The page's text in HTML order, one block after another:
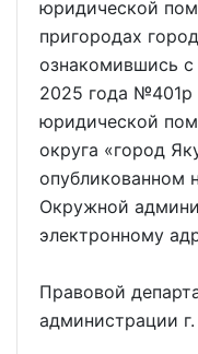
юридической
пригородах
ознакомившись
2025 года №401р
юридической
округа «город
опубликованном
Окружной
электронному
Правовой
администрации